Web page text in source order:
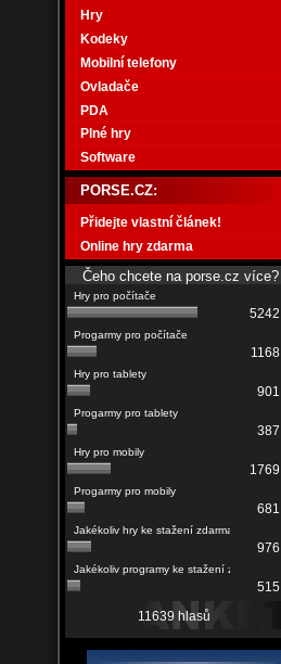
Hry
Kodeky
Mobilní telefony
Ovladače
PDA
Plné hry
Software
PORSE.CZ:
Přidejte vlastní článek!
Online hry zdarma
Čeho chcete na porse.cz více?
5242
1168
901
387
1769
681
976
515
11639 hlasů